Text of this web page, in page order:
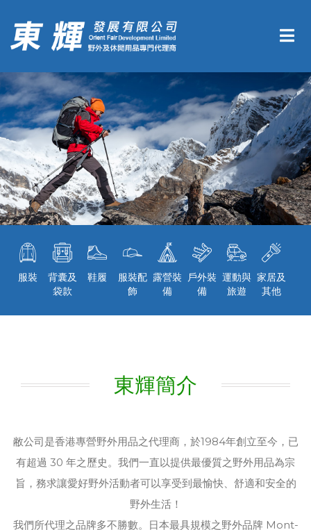
服裝
背囊及
袋款
鞋履
服裝配
飾
露營裝
備
戶外裝
備
運動與
旅遊
家居及
其他
東輝簡介
敝公司是香港專營野外用品之代理商，於1984年創立至今，已
有超過 30 年之歷史。我們一直以提供最優質之野外用品為宗
旨，務求讓愛好野外活動者可以享受到最愉快、舒適和安全的
野外生活！
我們所代理之品牌多不勝數。日本最具規模之野外品牌 Mont-